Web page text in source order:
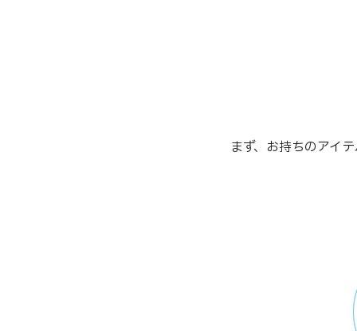
まず、お持ちのアイ